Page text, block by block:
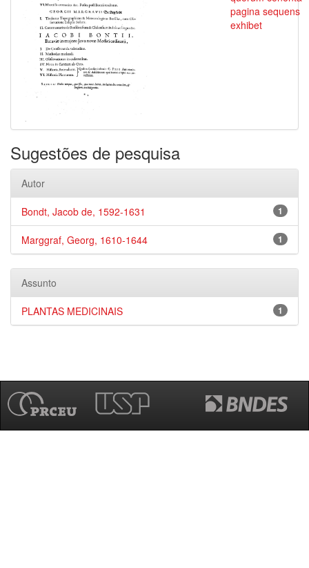
pagina sequens
exhibet
Sugestões de pesquisa
Autor
1
Bondt, Jacob de, 1592-1631
1
Marggraf, Georg, 1610-1644
Assunto
1
PLANTAS MEDICINAIS